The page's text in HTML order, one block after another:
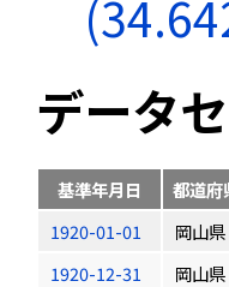
データ
基準年月日 都道府
1920-01-01
岡山県
1920-12-31
岡山県